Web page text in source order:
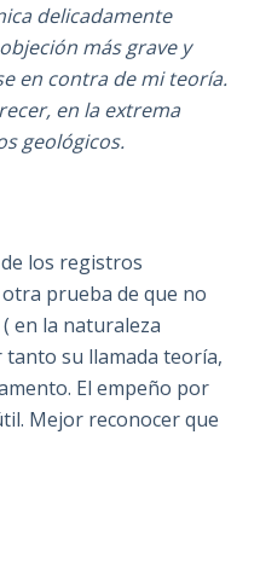
delicadamente
más grave y
en contra de mi teoría.
en la extrema
geológicos.
los registros
prueba de que no
en la naturaleza
su llamada teoría,
El empeño por
Mejor reconocer que